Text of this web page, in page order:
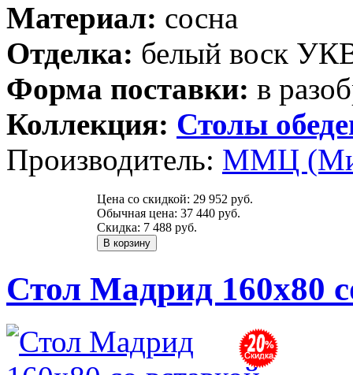
Материал: сосна
Отделка: белый воск
Форма поставки: в
Коллекция: Столы
Производитель: ММЦ
Цена со скидкой: 29 952 руб.
Обычная цена: 37 440 руб.
Скидка: 7 488 руб.
Стол Мадрид 160х80